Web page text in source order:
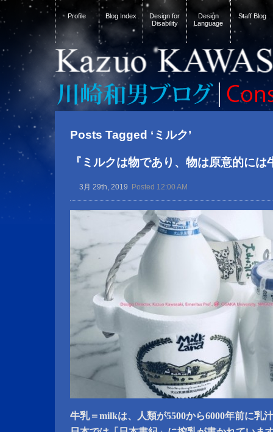
Profile Blog Index
Design for
Disability
Design
Language
Staff Blog
Posts Tagged ‘ミルク’
『ミルクは物であり、物は原意的には
3月 29th, 2019 Posted 12:00 AM
牛乳＝milkは、人類が5500から6000年前に乳